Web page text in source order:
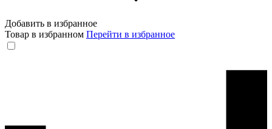
Добавить в избранное
Товар в избранном Перейти в избранное